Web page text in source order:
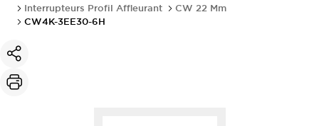
Interrupteurs Profil Affleurant
CW 22 Mm
CW4K-3EE30-6H